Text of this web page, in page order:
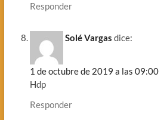
Responder
Solé Vargas dice:
1 de octubre de 2019 a las 09:00
Hdp
Responder